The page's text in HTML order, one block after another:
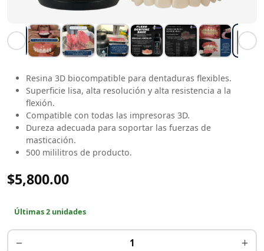
Resina 3D biocompatible para dentaduras flexibles.
Superficie lisa, alta resolución y alta resistencia a la
flexión.
Compatible con todas las impresoras 3D.
Dureza adecuada para soportar las fuerzas de
masticación.
500 mililitros de producto.
$5,800.00
Últimas 2 unidades
− +